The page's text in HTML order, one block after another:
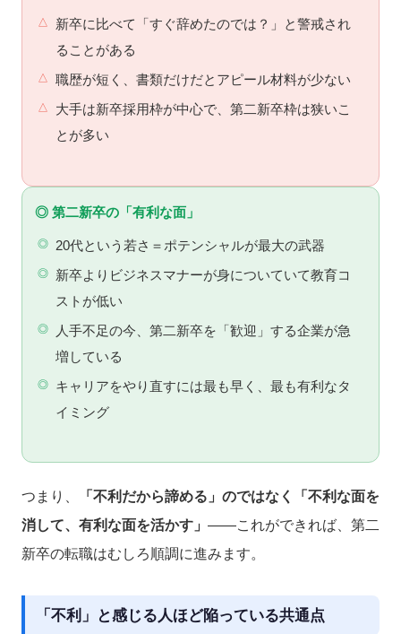
新卒に比べて「すぐ辞めたのでは？」と警戒され
ることがある
職歴が短く、書類だけだとアピール材料が少ない
大手は新卒採用枠が中心で、第二新卒枠は狭いこ
とが多い
◎ 第二新卒の「有利な面」
20代という若さ＝ポテンシャルが最大の武器
新卒よりビジネスマナーが身についていて教育コ
ストが低い
人手不足の今、第二新卒を「歓迎」する企業が急
増している
キャリアをやり直すには最も早く、最も有利なタ
イミング
つまり、
「不利だから諦める」のではなく「不利な面を
消して、有利な面を活かす」 ——これができれば、第二
新卒の転職はむしろ順調に進みます。
「不利」と感じる人ほど陥っている共通点